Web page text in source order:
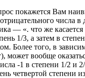
покажется Вам
числа
— «. что же
1/3, а затем в
Более того, в
может вообще
-1 в степени 1/2
четвертой степени